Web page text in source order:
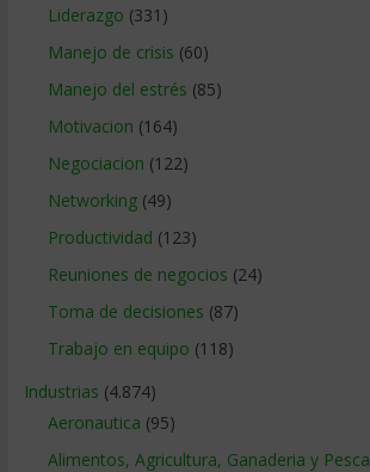
Liderazgo (331)
Manejo de crisis (60)
Manejo del estrés (85)
Motivacion (164)
Negociacion (122)
Networking(49)
Productividad (123)
Reuniones de negocios (24)
Toma de decisiones (87)
Trabajo en equipo (118)
Industrias (4.874)
Aeronautica (95)
Alimentos, Agricultura, Ganaderia y Pesca